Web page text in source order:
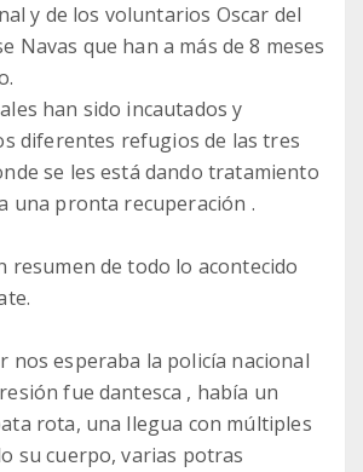
y de los voluntarios Oscar del
Navas que han a más de 8 meses
han sido incautados y
diferentes refugios de las tres
se les está dando tratamiento
una pronta recuperación .
resumen de todo lo acontecido
nos esperaba la policía nacional
fue dantesca , había un
rota, una llegua con múltiples
su cuerpo, varias potras